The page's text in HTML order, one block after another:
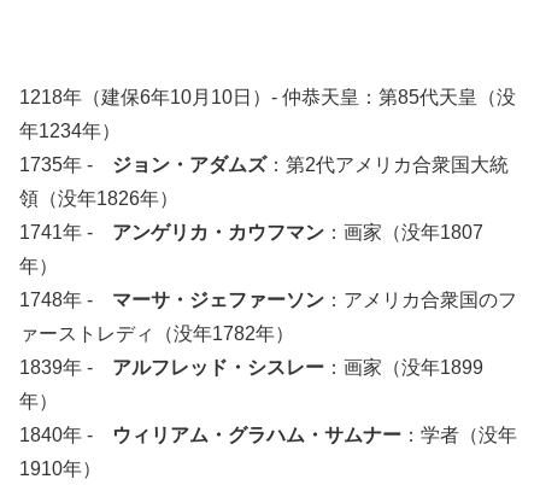
1218年（建保6年10月10日）- 仲恭天皇：第85代天皇（没
年1234年）
1735年 - ジョン・アダムズ：第2代アメリカ合衆国大統
領（没年1826年）
1741年 - アンゲリカ・カウフマン ：画家（没年1807
年）
1748年 - マーサ・ジェファーソン ：アメリカ合衆国のフ
ァーストレディ（没年1782年）
1839年 - アルフレッド・シスレー ：画家（没年1899
年）
1840年 -
ウィリアム・グラハム・サムナー ：学者（没年
1910年）